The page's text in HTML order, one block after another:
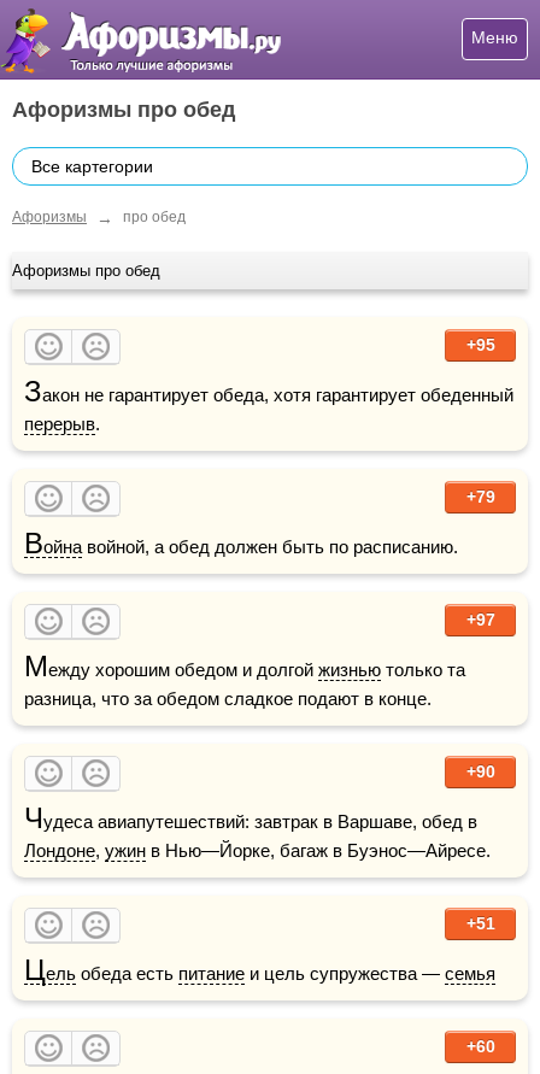
Меню
Афоризмы про обед
Все картегории
Афоризмы → про обед
Афоризмы про обед
+95
З
перерыв.
+79
Война войной, а обед должен быть по расписанию.
+97
Между хорошим обедом и долгой жизнью только та
разница, что за обедом сладкое подают в конце.
+90
Ч
Лондоне, ужин в Нью—Йорке, багаж в Буэнос—Айресе.
+51
Цель обеда есть питание и цель супружества — семья
+60